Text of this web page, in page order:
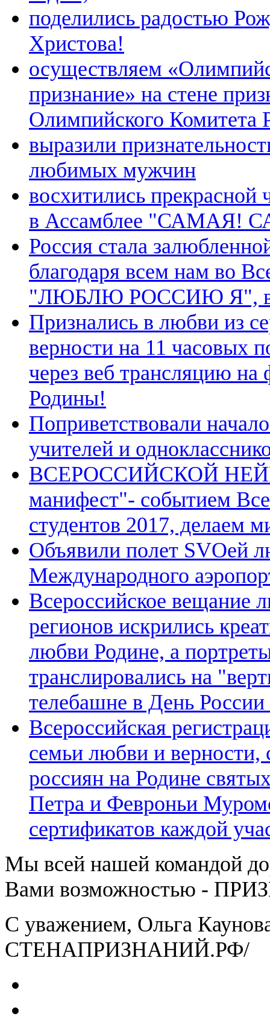
поделились радостью
Христова!
осуществляем
признание» на стене
Олимпийского Комитета
выразили
любимых мужчин
восхитились прекрасной
в Ассамблее "САМАЯ!
Россия стала
благодаря всем нам во
"ЛЮБЛЮ РОССИЮ Я", в
Признались в любви из
верности на 11 часовых
через веб трансляцию
Родины!
Поприветствовали
учителей и
ВСЕРОССИЙСКОЙ
манифест"- событием
студентов 2017, делаем
Объявили полет SVOей
Международного
Всероссийское
регионов искрились
любви Родине, а
транслировались на
телебашне в День
Всероссийская
семьи любви и верности,
россиян на Родине
Петра и Февроньи
сертификатов каждой
Мы всей нашей командой
Вами возможностью -
С уважением, Ольга
СТЕНАПРИЗНАНИЙ.РФ/